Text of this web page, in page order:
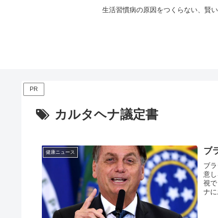
生活習慣病の原因をつくらない、賢
PR
カルタヘナ議定書
健康ニュース ブ
ブ
意
視
ナ